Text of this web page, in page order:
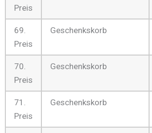
Preis
69.
Preis
Geschenkskorb
70.
Preis
Geschenkskorb
71.
Preis
Geschenkskorb